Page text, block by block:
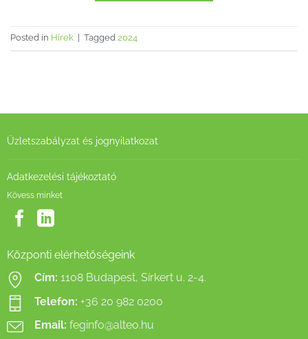
Posted in Hírek Tagged 2024
Üzletszabályzat és jognyilatkozat
Adatkezelési tájékoztató
Kövess minket
Központi elérhetőségeink
Cím: 1108 Budapest, Sírkert u. 2-4.
Telefon: +36 20 982 0200
Email: feginfo@alteo.hu